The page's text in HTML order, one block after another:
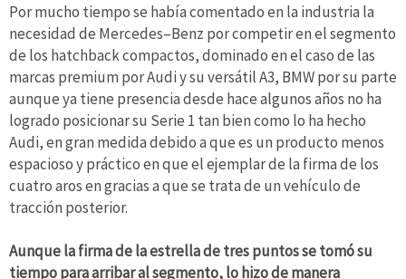
Por mucho tiempo se había comentado en la industria la
necesidad de Mercedes–Benz por competir en el segmento
de los hatchback compactos, dominado en el caso de las
marcas premium por Audi y su versátil A3, BMW por su parte
aunque ya tiene presencia desde hace algunos años no ha
logrado posicionar su Serie 1 tan bien como lo ha hecho
Audi, en gran medida debido a que es un producto menos
espacioso y práctico en que el ejemplar de la firma de los
cuatro aros en gracias a que se trata de un vehículo de
tracción posterior.
Aunque la firma de la estrella de tres puntos se tomó su
tiempo para arribar al segmento, lo hizo de manera